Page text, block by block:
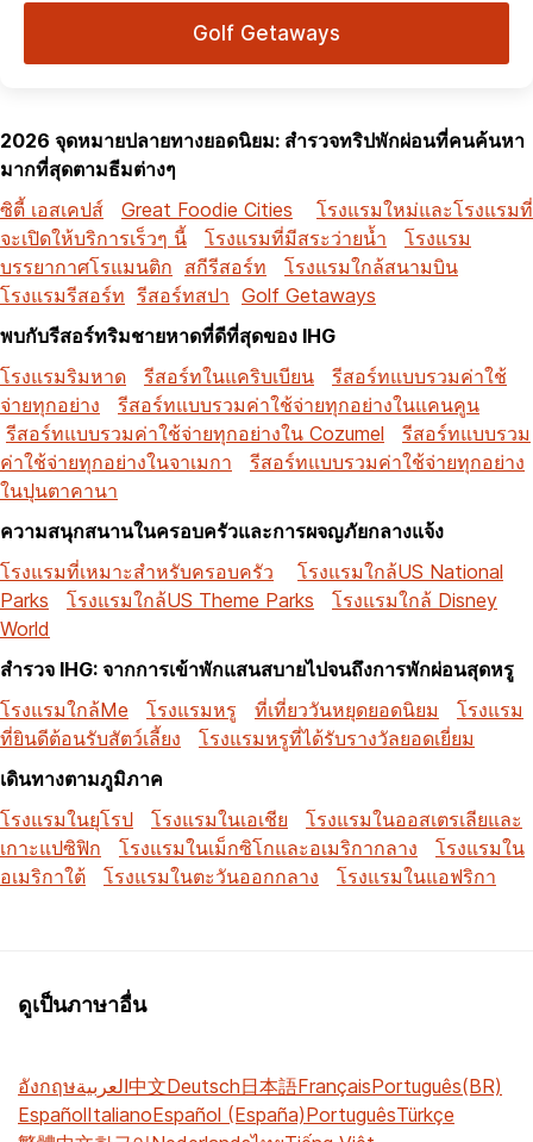
Golf Getaways
2026 จุดหมายปลายทางยอดนิยม: สำรวจทริปพักผ่อนที่คนค้นหา
มากที่สุดตามธีมต่างๆ
ซิตี้ เอสเคปส์
Great Foodie Cities
โรงแรมใหม่และโรงแรมที่
จะเปิดให้บริการเร็วๆ นี้
โรงแรมที่มีสระว่ายน้ำ
โรงแรม
บรรยากาศโรแมนติก สกีรีสอร์ท
โรงแรมใกล้สนามบิน
โรงแรมรีสอร์ท รีสอร์ทสปา Golf Getaways
พบกับรีสอร์ทริมชายหาดที่ดีที่สุดของ IHG
โรงแรมริมหาด
รีสอร์ทในแคริบเบียน
รีสอร์ทแบบรวมค่าใช้
จ่ายทุกอย่าง
รีสอร์ทแบบรวมค่าใช้จ่ายทุกอย่างในแคนคูน
รีสอร์ทแบบรวมค่าใช้จ่ายทุกอย่างใน Cozumel
รีสอร์ทแบบรวม
ค่าใช้จ่ายทุกอย่างในจาเมกา
รีสอร์ทแบบรวมค่าใช้จ่ายทุกอย่าง
ในปุนตาคานา
ความสนุกสนานในครอบครัวและการผจญภัยกลางแจ้ง
โรงแรมที่เหมาะสำหรับครอบครัว
โรงแรมใกล้US National
Parks
โรงแรมใกล้US Theme Parks
โรงแรมใกล้ Disney
World
สำรวจ IHG: จากการเข้าพักแสนสบายไปจนถึงการพักผ่อนสุดหรู
โรงแรมใกล้Me
โรงแรมหรู ที่เที่ยววันหยุดยอดนิยม
โรงแรม
ที่ยินดีต้อนรับสัตว์เลี้ยง
โรงแรมหรูที่ได้รับรางวัลยอดเยี่ยม
เดินทางตามภูมิภาค
โรงแรมในยุโรป
โรงแรมในเอเชีย
โรงแรมในออสเตรเลียและ
เกาะแปซิฟิก
โรงแรมในเม็กซิโกและอเมริกากลาง
โรงแรมใน
อเมริกาใต้
โรงแรมในตะวันออกกลาง โรงแรมในแอฟริกา
ดูเป็นภาษาอื่น
อังกฤษالعربية中文Deutsch日本語FrançaisPortuguês(BR)
EspañolItalianoEspañol (España)PortuguêsTürkçe